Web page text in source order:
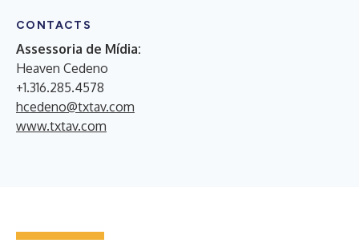
CONTACTS
Assessoria de Mídia:
Heaven Cedeno
+1.316.285.4578
hcedeno@txtav.com
www.txtav.com